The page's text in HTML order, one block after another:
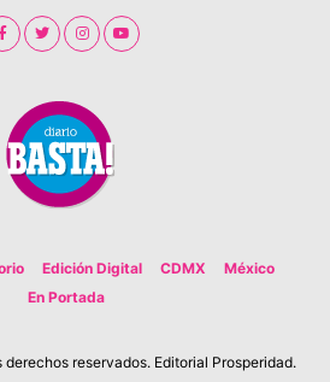
Edición Digital CDMX
México
En Portada
reservados. Editorial Prosperidad.